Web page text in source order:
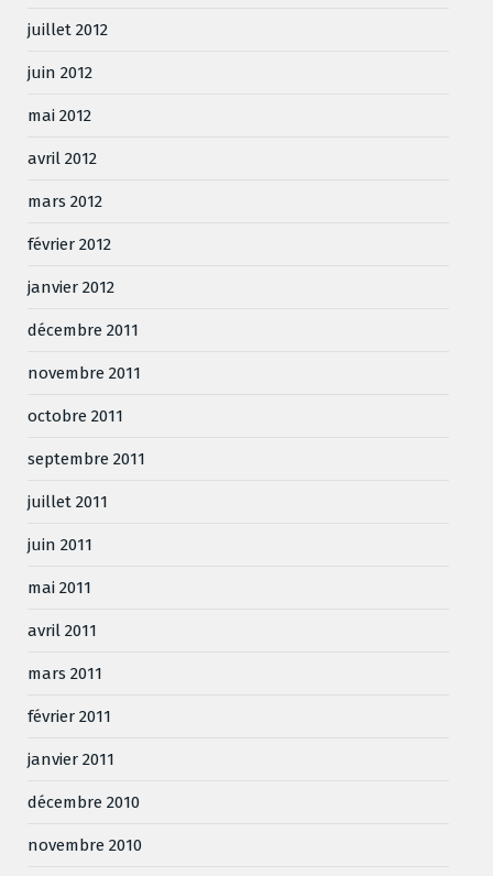
juillet 2012
juin 2012
mai 2012
avril 2012
mars 2012
février 2012
janvier 2012
décembre 2011
novembre 2011
octobre 2011
septembre 2011
juillet 2011
juin 2011
mai 2011
avril 2011
mars 2011
février 2011
janvier 2011
décembre 2010
novembre 2010